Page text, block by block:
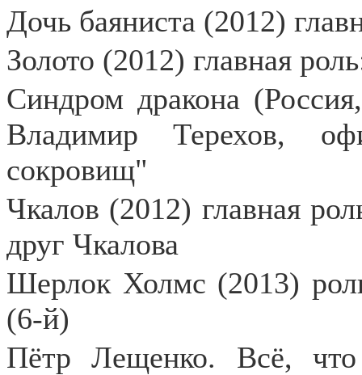
Дочь баяниста (2012)
Золото (2012) главная
Синдром дракона
Владимир Терехов,
сокровищ"
Чкалов (2012) главная
друг Чкалова
Шерлок Холмс (2013)
(6-й)
Пётр Лещенко. Всё,